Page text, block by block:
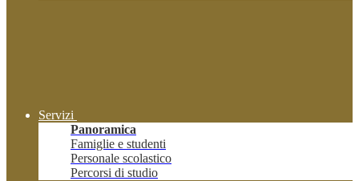
Servizi
Panoramica
Famiglie e studenti
Personale scolastico
Percorsi di studio